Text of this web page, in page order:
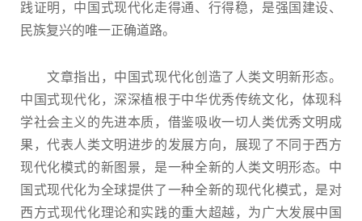
践证明，中国式现代化走得通、行得稳，是强国建设、
民族复兴的唯一正确道路。
文章指出，中国式现代化创造了人类文明新形态。
中国式现代化，深深植根于中华优秀传统文化，体现科
学社会主义的先进本质，借鉴吸收一切人类优秀文明成
果，代表人类文明进步的发展方向，展现了不同于西方
现代化模式的新图景，是一种全新的人类文明形态。中
国式现代化为全球提供了一种全新的现代化模式，是对
西方式现代化理论和实践的重大超越，为广大发展中国